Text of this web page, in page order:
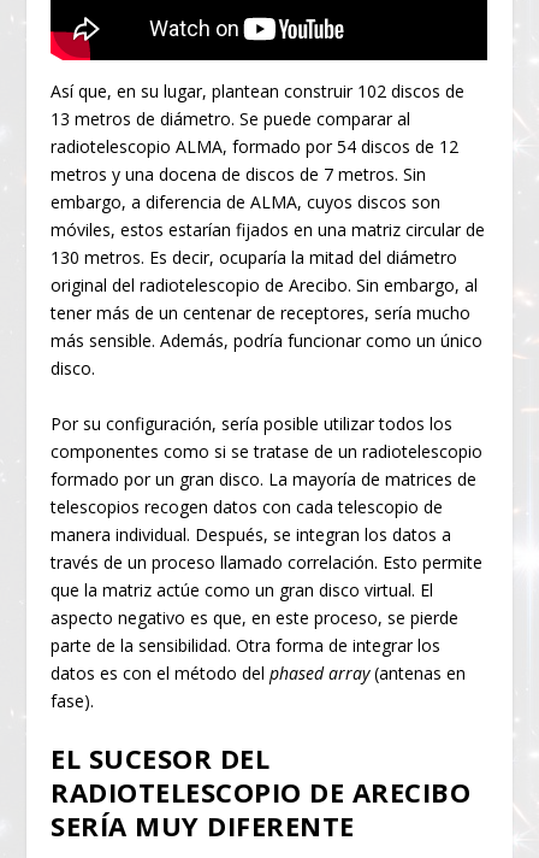
Así que, en su lugar, plantean construir 102 discos de
13 metros de diámetro. Se puede comparar al
radiotelescopio ALMA, formado por 54 discos de 12
metros y una docena de discos de 7 metros. Sin
embargo, a diferencia de ALMA, cuyos discos son
móviles, estos estarían fijados en una matriz circular de
130 metros. Es decir, ocuparía la mitad del diámetro
original del radiotelescopio de Arecibo. Sin embargo, al
tener más de un centenar de receptores, sería mucho
más sensible. Además, podría funcionar como un único
disco.
Por su configuración, sería posible utilizar todos los
componentes como si se tratase de un radiotelescopio
formado por un gran disco. La mayoría de matrices de
telescopios recogen datos con cada telescopio de
manera individual. Después, se integran los datos a
través de un proceso llamado correlación. Esto permite
que la matriz actúe como un gran disco virtual. El
aspecto negativo es que, en este proceso, se pierde
parte de la sensibilidad. Otra forma de integrar los
datos es con el método delphased array(antenas en
fase).
EL SUCESOR DEL
RADIOTELESCOPIO DE ARECIBO
SERÍA MUY DIFERENTE